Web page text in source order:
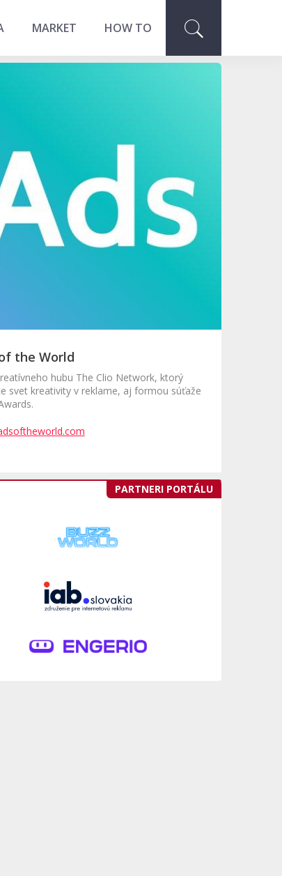
MARKET HOW TO
the World
hubu The Clio Network, ktorý
svet kreativity v reklame, aj formou súťaže
PARTNERI PORTÁLU